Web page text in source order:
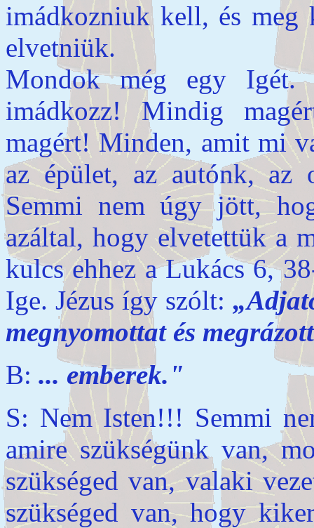
imádkozniuk kell, és
elvetniük.
Mondok még egy
imádkozz! Mindig
magért! Minden, amit mi
az épület, az autónk, az
Semmi nem úgy jött,
azáltal, hogy elvetettük a
kulcs ehhez a Lukács 6,
Ige. Jézus így szólt:
megnyomottat és
B: ... emberek."
S: Nem Isten!!! Semmi
amire szükségünk van,
szükséged van, valaki
szükséged van, hogy